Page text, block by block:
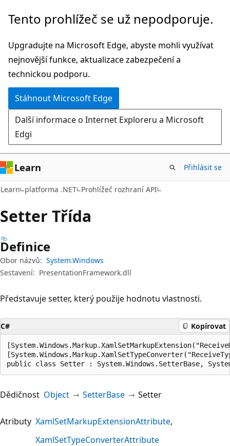
Přeskočit
hlavní
obsah
Přeskočit
navigaci
na
stránce
Tento prohlížeč se už nepodporuje.
Upgradujte na Microsoft Edge, abyste mohli využívat
nejnovější funkce, aktualizace zabezpečení a
technickou podporu.
Stáhnout Microsoft Edge
Další informace o Internet Exploreru a Microsoft
Edgi
Learn Přihlásit se
Learn platforma .NET Prohlížeč rozhraní API
Setter Třída
Definice
Obor názvů: System.Windows
Sestavení: PresentationFramework.dll
Představuje setter, který použije hodnotu vlastnosti.
C# Kopírovat
public class Setter : System.Windows.SetterBase,
Dědičnost Object SetterBase Setter
Atributy XamlSetMarkupExtensionAttribute
XamlSetTypeConverterAttribute